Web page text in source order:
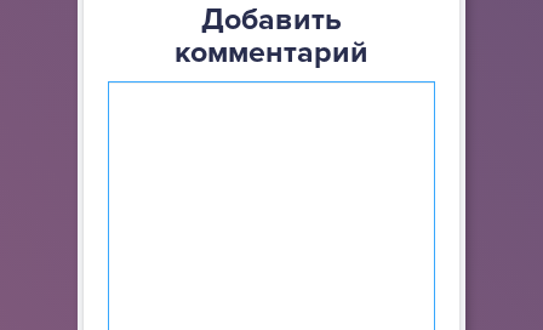
Добавить
комментарий